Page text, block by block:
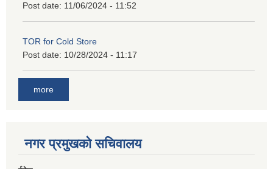
Post date: 11/06/2024 - 11:52
TOR for Cold Store
Post date: 10/28/2024 - 11:17
more
नगर प्रमुखको सचिवालय